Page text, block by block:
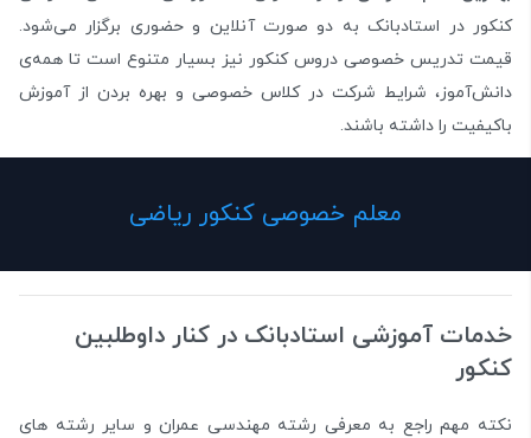
کنکور در استادبانک به دو صورت آنلاین و حضوری برگزار می‌شود.
قیمت تدریس خصوصی دروس کنکور نیز بسیار متنوع است تا همه‌ی
دانش‌آموز، شرایط شرکت در کلاس خصوصی و بهره بردن از آموزش
باکیفیت را داشته باشند.
معلم خصوصی کنکور ریاضی
خدمات آموزشی استادبانک در کنار داوطلبین
کنکور
نکته مهم راجع به معرفی رشته مهندسی عمران و سایر رشته های